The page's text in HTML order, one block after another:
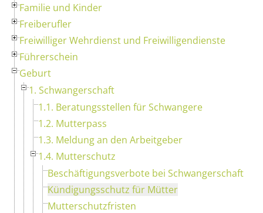
Familie und Kinder
Freiberufler
Freiwilliger Wehrdienst und Freiwilligendienste
Führerschein
Geburt
1. Schwangerschaft
1.1. Beratungsstellen für Schwangere
1.2. Mutterpass
1.3. Meldung an den Arbeitgeber
1.4. Mutterschutz
Beschäftigungsverbote bei Schwangerschaft
Kündigungsschutz für Mütter
Mutterschutzfristen